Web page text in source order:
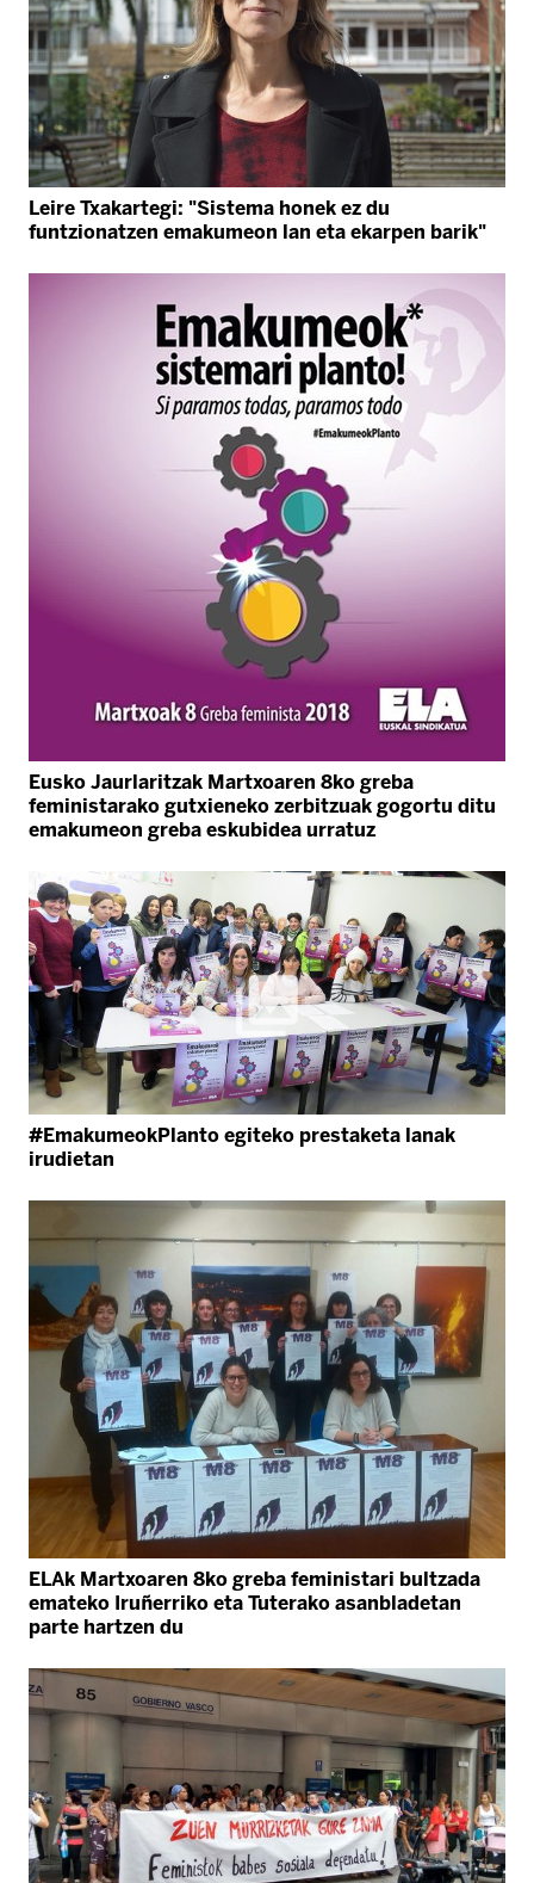
Leire Txakartegi: "Sistema honek ez du
funtzionatzen emakumeon lan eta ekarpen barik"
Eusko Jaurlaritzak Martxoaren 8ko greba
feministarako gutxieneko zerbitzuak gogortu ditu
emakumeon greba eskubidea urratuz
#EmakumeokPlanto egiteko prestaketa lanak
irudietan
ELAk Martxoaren 8ko greba feministari bultzada
emateko Iruñerriko eta Tuterako asanbladetan
parte hartzen du